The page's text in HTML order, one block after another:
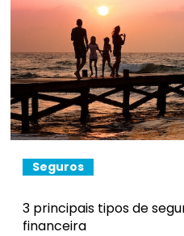
Seguros
3 principais tipos de
financeira